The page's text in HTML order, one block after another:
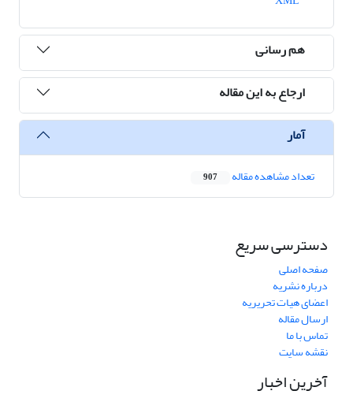
هم رسانی
ارجاع به این مقاله
آمار
تعداد مشاهده مقاله 907
دسترسی سریع
صفحه اصلی
درباره نشریه
اعضای هیات تحریریه
ارسال مقاله
تماس با ما
نقشه سایت
آخرین اخبار